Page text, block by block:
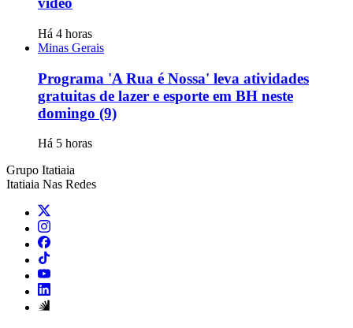
Há 4 horas
Minas Gerais
Programa 'A Rua é Nossa' leva atividades
gratuitas de lazer e esporte em BH neste
domingo (9)
Há 5 horas
Grupo Itatiaia
Itatiaia Nas Redes